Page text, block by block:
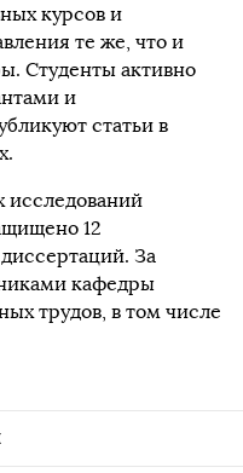
курсов и
те же, что и
Студенты активно
и
статьи в
исследований
12
За
кафедры
трудов, в том числе